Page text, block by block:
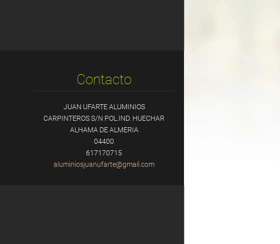
Contacto
JUAN UFARTE ALUMINIOS
CARPINTEROS S/N POL.IND. HUECHAR
ALHAMA DE ALMERIA
04400
617170715
aluminiosjuanufarte@gmai l.com